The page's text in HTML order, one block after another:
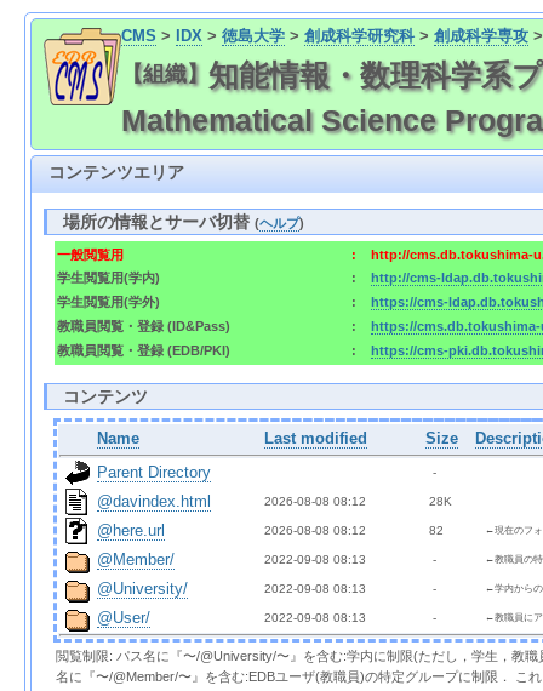
CMS > IDX> 徳島大学> 創成科学研究科> 創成科学専攻>
【組織】 知能情報・数理科学系
Mathematical Science
コンテンツエリア
場所の情報とサーバ切替(ヘルプ)
一般閲覧用 :
http://cms.db.tokushima-
学生閲覧用(学内)
:
http://cms-
学生閲覧用(学外)
:
https://cms-
教職員閲覧・登録 (ID&Pass)
:
https://cms.db.tokushima-
教職員閲覧・登録 (EDB/PKI)
: https://cms-
コンテンツ
Name Last modified Size
Parent Directory
  -
@davindex.html 2026-08-08 08:12 28K
@here.url 2026-08-08 08:12 82 ←現在のフ
@Member/ 2022-09-08 08:13
  -
←教職員の
@University/ 2022-09-08 08:13
  -
←学内から
@User/ 2022-09-08 08:13
  -
←教職員に
閲覧制限: パス名に『〜/@University/〜』を含む:学内に制限(ただし，学生，教
名に『〜/@Member/〜』を含む:EDBユーザ(教職員)の特定グループに制限． こ